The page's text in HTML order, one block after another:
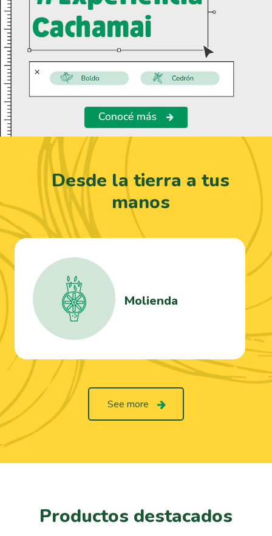
Desde la tierra a tus
manos
Molienda
See more
Productos destacados